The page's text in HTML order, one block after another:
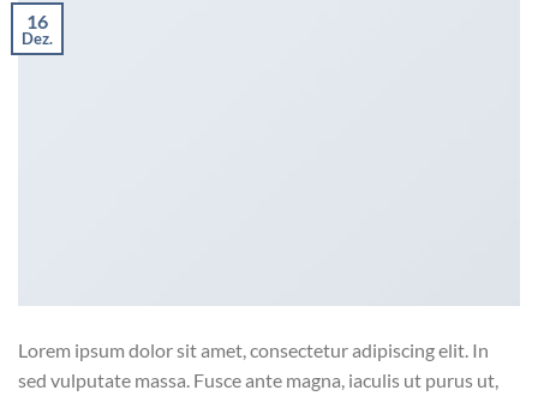
16
Dez.
Lorem ipsum dolor sit amet, consectetur adipiscing elit. In
sed vulputate massa. Fusce ante magna, iaculis ut purus ut,